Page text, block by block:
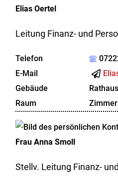
Elias Oertel
Leitung Finanz- und
Telefon
E-Mail
Gebäude
Raum
Frau Anna Smoll
Stellv. Leitung Finanz-